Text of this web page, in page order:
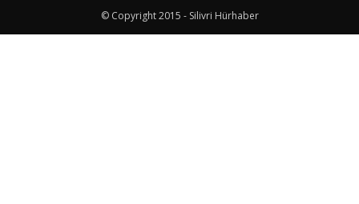
© Copyright 2015 - Silivri Hürhaber